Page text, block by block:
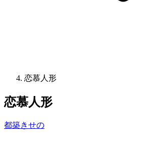
恋慕人形
恋慕人形
都築きせの